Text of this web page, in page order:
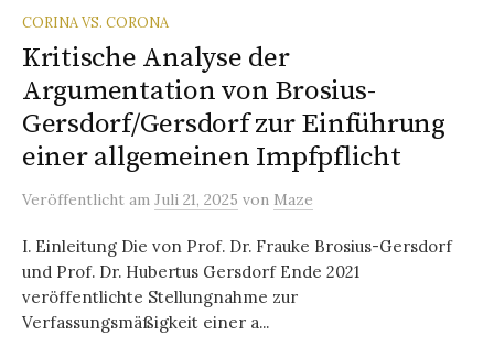
CORINA VS. CORONA
Kritische Analyse der
Argumentation von Brosius-
Gersdorf/Gersdorf zur Einführung
einer allgemeinen Impfpflicht
Veröffentlicht am Juli 21, 2025 von Maze
I. Einleitung Die von Prof. Dr. Frauke Brosius-Gersdorf
und Prof. Dr. Hubertus Gersdorf Ende 2021
veröffentlichte Stellungnahme zur
Verfassungsmäßigkeit einer a...